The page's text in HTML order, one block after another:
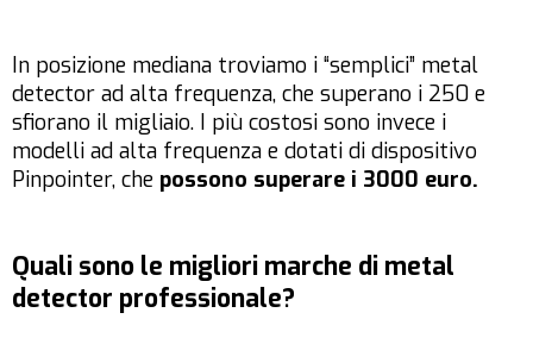
In posizione mediana troviamo i “semplici” metal
detector ad alta frequenza, che superano i 250 e
sfiorano il migliaio. I più costosi sono invece i
modelli ad alta frequenza e dotati di dispositivo
Pinpointer, che possono superare i 3000 euro.
Quali sono le migliori marche di metal
detector professionale?